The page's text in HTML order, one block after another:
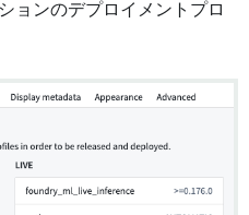
ョンのデプロイメントプロ